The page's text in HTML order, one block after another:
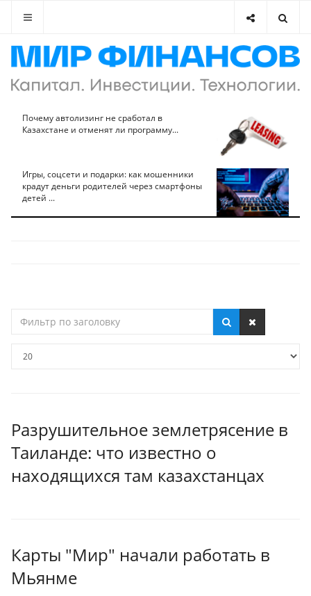
Почему автолизинг не сработал в
Казахстане и отменят ли программу...
Игры, соцсети и подарки: как мошенники
крадут деньги родителей через смартфоны
детей ...
по
Разрушительное землетрясение в
Таиланде: что известно о
находящихся там казахстанцах
Карты "Мир" начали работать в
Мьянме